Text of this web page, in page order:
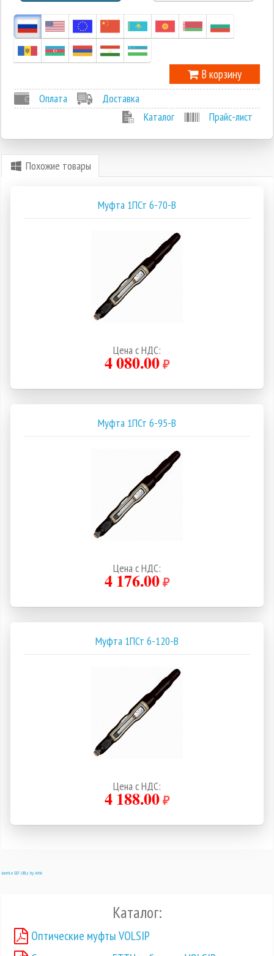
В корзину
Оплата
Доставка
Каталог
Прайс-лист
Похожие товары
Муфта 1ПСт 6-70-В
Цена с НДС:
4 080.00₽
Муфта 1ПСт 6-95-В
Цена с НДС:
4 176.00₽
Муфта 1ПСт 6-120-В
Цена с НДС:
4 188.00₽
Joomla SEF URLs by Artio
Каталог:
Оптические муфты VOLSIP